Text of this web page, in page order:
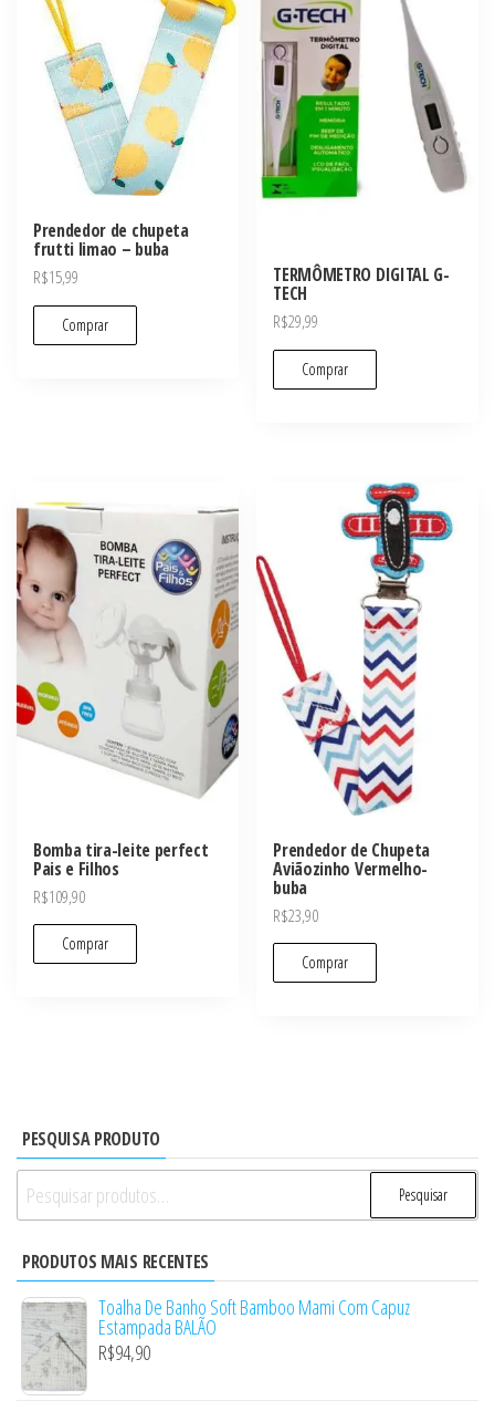
Prendedor de chupeta
frutti limao – buba
R$15,99
Comprar
TERMÔMETRO DIGITAL G-
TECH
R$29,99
Comprar
Bomba tira-leite perfect
Pais e Filhos
R$109,90
Comprar
Prendedor de Chupeta
Aviãozinho Vermelho-
buba
R$23,90
Comprar
PESQUISA PRODUTO
Pesquisar
por:
Pesquisar
PRODUTOS MAIS RECENTES
Toalha De Banho Soft Bamboo Mami Com Capuz
Estampada BALÃO
R$94,90